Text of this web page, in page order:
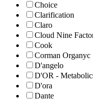
Choice
Clarification
Claro
Cloud Nine
Cook
Corman Organyc
D'angelo
D'OR -
D'ora
Dante